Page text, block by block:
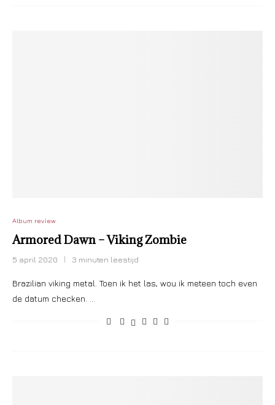
Album review
Armored Dawn – Viking Zombie
5 april 2020 3 minuten leestijd
Brazilian viking metal. Toen ik het las, wou ik meteen toch even
de datum checken. …